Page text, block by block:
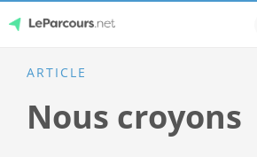
content
LeParcours.net
ARTICLE
Nous croyons